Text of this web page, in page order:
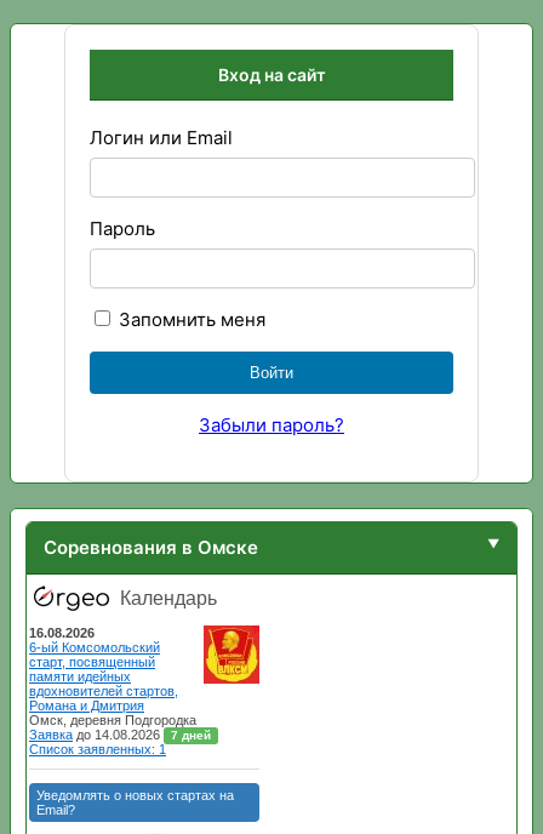
Вход на сайт
Логин или Email
Пароль
Запомнить меня
Забыли пароль?
Соревнования в Омске